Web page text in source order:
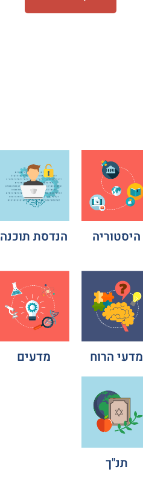
היסטוריה הנדסת תוכנה
מדעי הרוח מדעים
תנ"ך